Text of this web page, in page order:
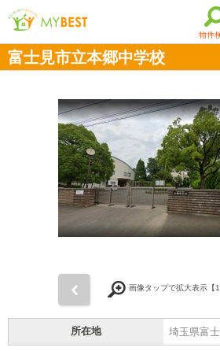
物件
富士見市立本郷中学校
画像タップで拡大表示【1
所在地 埼玉県富